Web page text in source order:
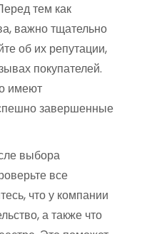
тем как
важно тщательно
об их репутации,
покупателей.
имеют
завершенные
выбора
все
что у компании
а также что